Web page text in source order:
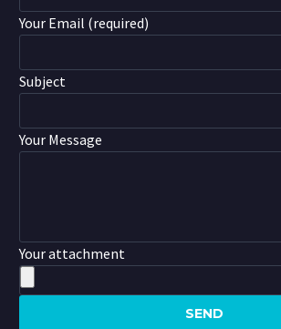
Your Email (required)
Subject
Your Message
Your attachment